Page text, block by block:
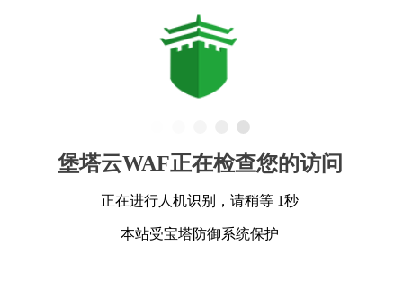
堡塔云WAF正在检查您的访问
正在进行人机识别，请稍等 1秒
本站受宝塔防御系统保护